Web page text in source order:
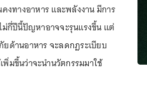
งทางอาหาร และพลังงาน มีการ
ม่กี่ปีนี้ปัญหาอาจจะรุนแรงขึ้น แต่
ด้านอาหาร จะลดกฎระเบียบ
พิ่มขึ้นว่าจะนำนวัตกรรมมาใช้